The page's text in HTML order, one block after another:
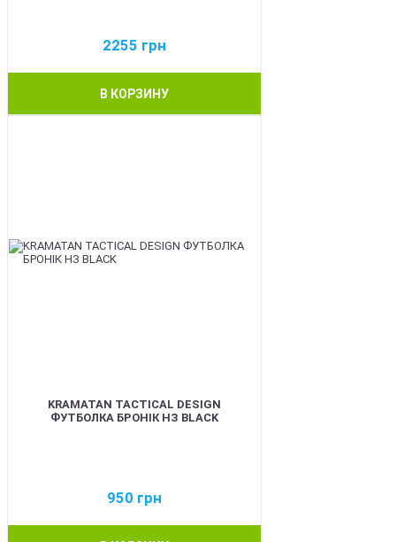
2255 грн
В КОРЗИНУ
KRAMATAN TACTICAL DESIGN
ФУТБОЛКА БРОНІК НЗ BLACK
950 грн